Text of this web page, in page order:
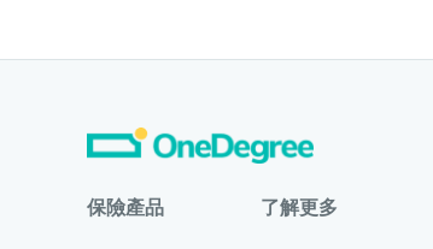
保險產品 了解更多